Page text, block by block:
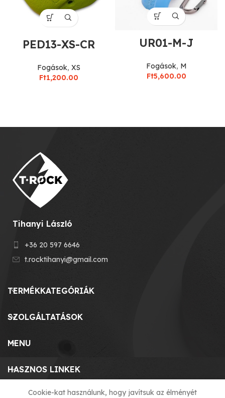
PED13-XS-CR
Fogások, XS
Ft1,200.00
UR01-M-J
Fogások, M
Ft5,600.00
Tihanyi László
+36 20 597 6646
t.rocktihanyi@gmail.com
TERMÉKKATEGÓRIÁK
SZOLGÁLTATÁSOK
MENU
HASZNOS LINKEK
Cookie-kat használunk, hogy javítsuk az élményét